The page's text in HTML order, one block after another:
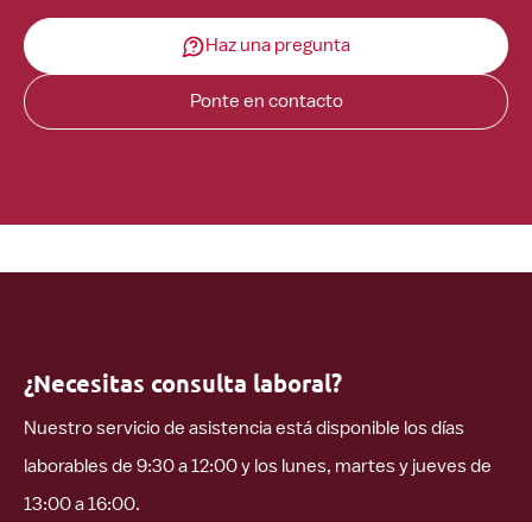
Haz una pregunta
Ponte en contacto
¿Necesitas consulta laboral?
Nuestro servicio de asistencia está disponible los días
laborables de 9:30 a 12:00 y los lunes, martes y jueves de
13:00 a 16:00.